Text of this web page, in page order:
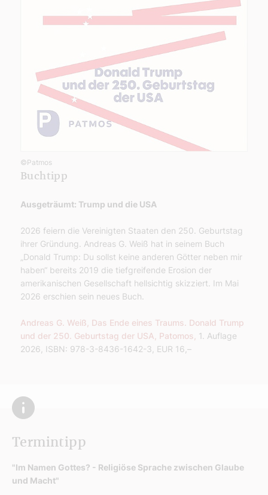
©Patmos
Buchtipp
Ausgeträumt: Trump und die USA
2026 feiern die Vereinigten Staaten den 250. Geburtstag
ihrer Gründung. Andreas G. Weiß hat in seinem Buch
„Donald Trump: Du sollst keine anderen Götter neben mir
haben“ bereits 2019 die tiefgreifende Erosion der
amerikanischen Gesellschaft hellsichtig skizziert. Im Mai
2026 erschien sein neues Buch.
Andreas G. Weiß, Das Ende eines Traums. Donald Trump
und der 250. Geburtstag der USA, Patomos, 1. Auflage
2026, ISBN: 978-3-8436-1642-3, EUR 16,–
Termintipp
"Im Namen Gottes? - Religiöse Sprache zwischen Glaube
und Macht"